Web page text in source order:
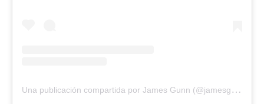
U
na publicación compartida por James Gunn (@jamesgunn)